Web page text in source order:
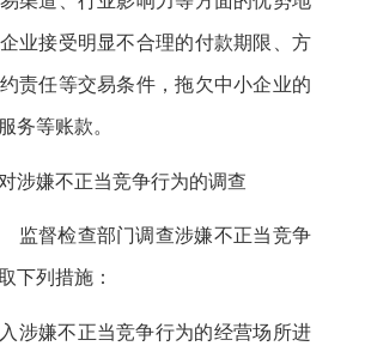
业接受明显不合理的付款期限、方
责任等交易条件，拖欠中小企业的
务等账款。
涉嫌不正当竞争行为的调查
监督检查部门调查涉嫌不正当竞争
下列措施：
入涉嫌不正当竞争行为的经营场所进